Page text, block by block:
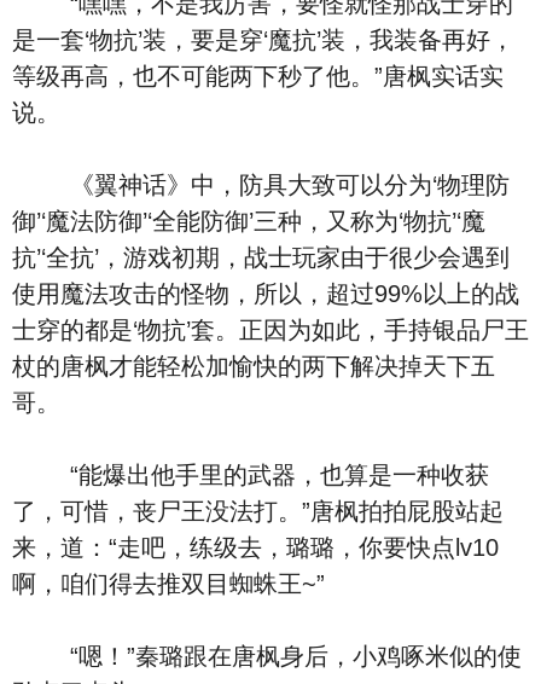
是一套‘物抗’装，要是穿‘魔抗’装，我装备再好，
等级再高，也不可能两下秒了他。”唐枫实话实
说。
《翼神话》中，防具大致可以分为‘物理防
御’‘魔法防御’‘全能防御’三种，又称为‘物抗’‘魔
抗’‘全抗’，游戏初期，战士玩家由于很少会遇到
使用魔法攻击的怪物，所以，超过99%以上的战
士穿的都是‘物抗’套。正因为如此，手持银品尸王
杖的唐枫才能轻松加愉快的两下解决掉天下五
哥。
“能爆出他手里的武器，也算是一种收获
了，可惜，丧尸王没法打。”唐枫拍拍屁股站起
来，道：“走吧，练级去，璐璐，你要快点lv10
啊，咱们得去推双目蜘蛛王~”
“嗯！”秦璐跟在唐枫身后，小鸡啄米似的使